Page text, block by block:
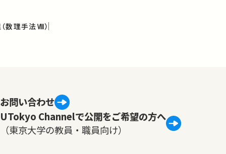
数理手法Ⅷ）
お問い合わせ
UTokyo Channelで公開をご希望の方へ
（東京大学の教員・職員向け）